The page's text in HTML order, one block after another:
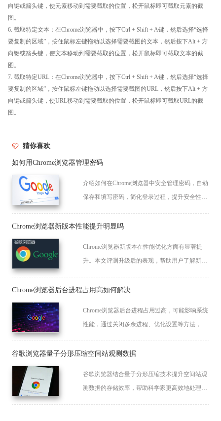
向键或箭头键，使元素移动到需要截取的位置，松开鼠标即可截取元素的截
图。
6. 截取特定文本：在Chrome浏览器中，按下Ctrl + Shift + A键，然后选择“选择
要复制的区域”，按住鼠标左键拖动以选择需要截图的文本，然后按下Alt + 方
向键或箭头键，使文本移动到需要截取的位置，松开鼠标即可截取文本的截
图。
7. 截取特定URL：在Chrome浏览器中，按下Ctrl + Shift + A键，然后选择“选择
要复制的区域”，按住鼠标左键拖动以选择需要截图的URL，然后按下Alt + 方
向键或箭头键，使URL移动到需要截取的位置，松开鼠标即可截取URL的截
图。
猜你喜欢
如何用Chrome浏览器管理密码
介绍如何在Chrome浏览器中安全管理密码，自动
保存和填写密码，简化登录过程，提升安全性与
Chrome浏览器新版本性能提升明显吗
Chrome浏览器新版本在性能优化方面有显著提
升。本文评测升级后的表现，帮助用户了解新版
Chrome浏览器后台进程占用高如何解决
Chrome浏览器后台进程占用过高，可能影响系统
性能，通过关闭多余进程、优化设置等方法，有
谷歌浏览器量子分形压缩空间站观测数据
谷歌浏览器结合量子分形压缩技术提升空间站观
测数据的存储效率，帮助科学家更高效地处理和